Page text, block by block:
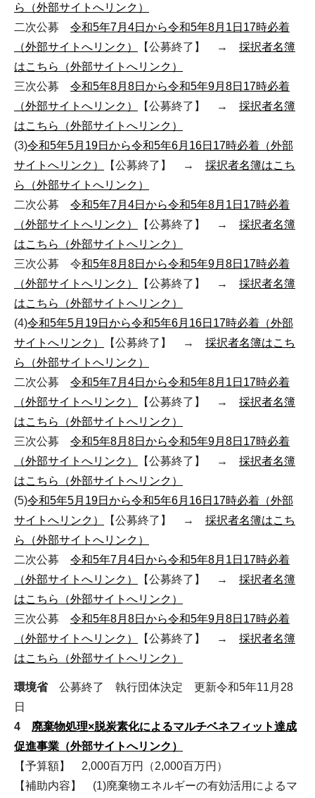
ら（外部サイトへリンク）
二次公募 令和5年7月4日から令和5年8月1日17時必着
（外部サイトへリンク）
【公募終了】 → 採択者名簿
はこちら（外部サイトへリンク）
三次公募 令和5年8月8日から令和5年9月8日17時必着
（外部サイトへリンク）
【公募終了】 → 採択者名簿
はこちら（外部サイトへリンク）
(3)令和5年5月19日から令和5年6月16日17時必着（外部
サイトへリンク）
【公募終了】 → 採択者名簿はこち
ら（外部サイトへリンク）
二次公募 令和5年7月4日から令和5年8月1日17時必着
（外部サイトへリンク）
【公募終了】 → 採択者名簿
はこちら（外部サイトへリンク）
三次公募 令和5年8月8日から令和5年9月8日17時必着
（外部サイトへリンク）
【公募終了】 → 採択者名簿
はこちら（外部サイトへリンク）
(4)令和5年5月19日から令和5年6月16日17時必着（外部
サイトへリンク）
【公募終了】 → 採択者名簿はこち
ら（外部サイトへリンク）
二次公募 令和5年7月4日から令和5年8月1日17時必着
（外部サイトへリンク）
【公募終了】 → 採択者名簿
はこちら（外部サイトへリンク）
三次公募 令和5年8月8日から令和5年9月8日17時必着
（外部サイトへリンク）
【公募終了】 → 採択者名簿
はこちら（外部サイトへリンク）
(5)令和5年5月19日から令和5年6月16日17時必着（外部
サイトへリンク）
【公募終了】 → 採択者名簿はこち
ら（外部サイトへリンク）
二次公募 令和5年7月4日から令和5年8月1日17時必着
（外部サイトへリンク）
【公募終了】 → 採択者名簿
はこちら（外部サイトへリンク）
三次公募 令和5年8月8日から令和5年9月8日17時必着
（外部サイトへリンク）
【公募終了】 → 採択者名簿
はこちら（外部サイトへリンク）
環境省公募終了 執行団体決定 更新令和5年11月28
日
4 廃棄物処理×脱炭素化によるマルチベネフィット達成
促進事業（外部サイトへリンク）
【予算額】 2,000百万円（2,000百万円）
【補助内容】 (1)廃棄物エネルギーの有効活用によるマ